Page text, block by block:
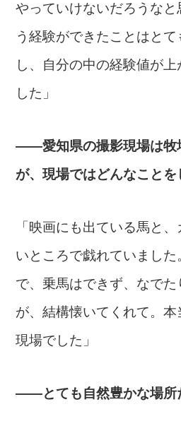
やっていけないだろうな
う経験ができたことはと
し、自分の中の経験値が
した」
――愛知県の撮影現場は牧
が、現場ではどんなことを
「映画にも出ている馬と
いところで戯れていまし
で、乗馬はできず、なで
が、結構懐いてくれて。
現場でした」
――とても自然豊かな場所